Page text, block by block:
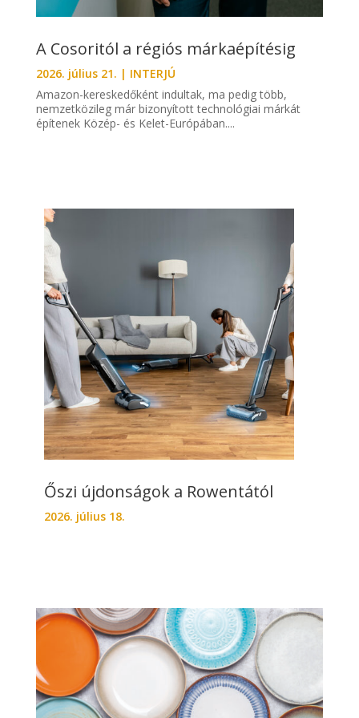
A Cosoritól a régiós márkaépítésig
2026. július 21. | INTERJÚ
Amazon-kereskedőként indultak, ma pedig több,
nemzetközileg már bizonyított technológiai márkát
építenek Közép- és Kelet-Európában....
Őszi újdonságok a Rowentától
2026. július 18.